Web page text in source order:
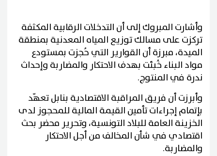
وأشارت المبروك إلى أن التدخلات الرقابية المكثفة
تركزت على مسالك توزيع المياه المعدنية بمنطقة
الميدة، مبرزة أن القوارير التي حُجزت بمستودع
مواد البناء خُبئت بهدف الاحتكار والمضاربة وإحداث
ندرة في المنتوج.
وأبرزت أن فريق المراقبة الاقتصادية بنابل تعهّد
بإتمام إجراءات تأمين القيمة المالية للمحجوز لدى
الخزينة العامة للبلاد التونسية، وتحرير محضر بحث
اقتصادي في شأن المخالف من أجل الاحتكار
والمضاربة.